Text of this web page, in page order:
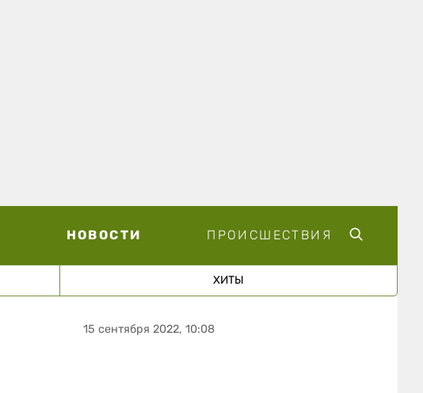
НОВОСТИ ПРОИСШЕСТВИЯ
ХИТЫ
15 сентября 2022, 10:08